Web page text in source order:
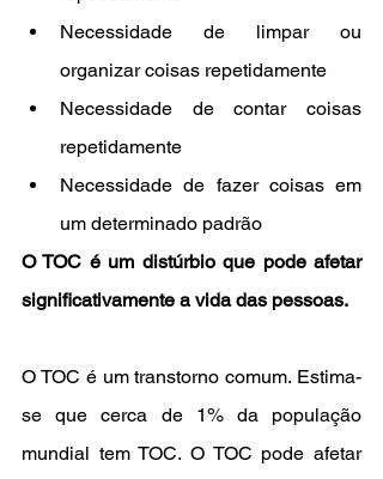
Necessidade de limpar ou
organizar coisas repetidamente
Necessidade de contar coisas
repetidamente
Necessidade de fazer coisas em
um determinado padrão
O TOC é um distúrbio que pode afetar
significativamente a vida das pessoas.
O TOC é um transtorno comum. Estima-
se que cerca de 1% da população
mundial tem TOC. O TOC pode afetar